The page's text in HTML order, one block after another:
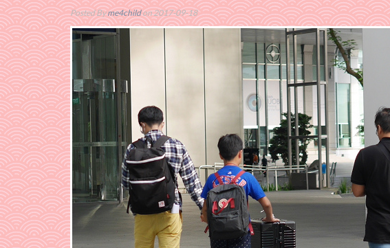
Posted Byme4childon 2017-09-18